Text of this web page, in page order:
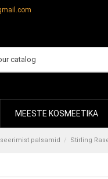
MEESTE KOSMEETIKA
palsamid Stirling